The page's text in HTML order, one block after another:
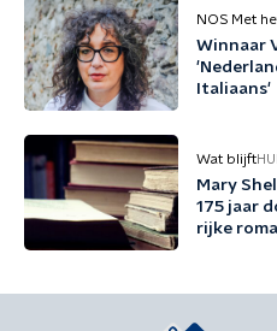
NOS Met
Winnaar
Italiaans'
Wat blijft
Mary
175 jaar
rijke